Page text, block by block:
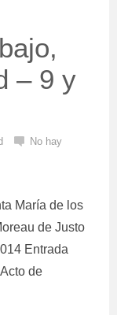
– 9 y
No hay
María de los
de Justo
Entrada
de